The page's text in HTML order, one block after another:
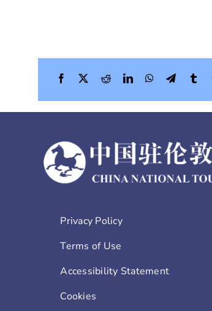
Privacy Policy
Terms of Use
Accessibility Statement
Cookies